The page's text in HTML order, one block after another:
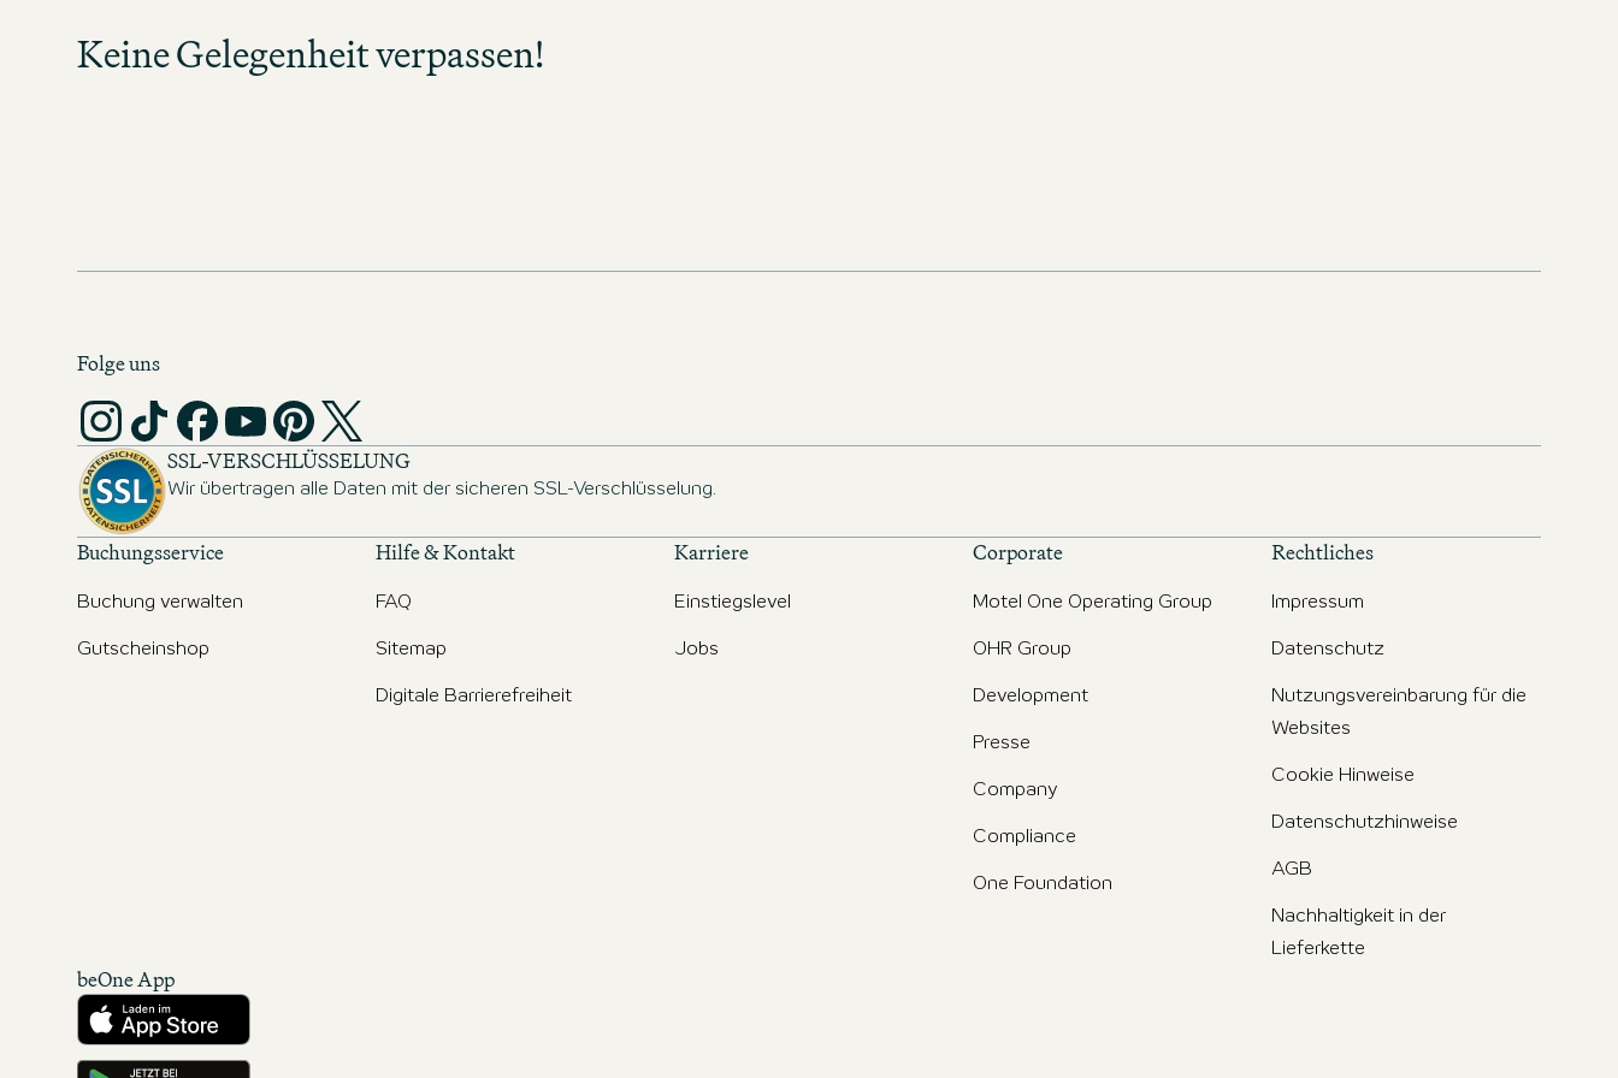
Keine Gelegenheit verpassen!
Verpassen Sie keine Gelegenheit und entdecken Sie
spannende Karrierechancen!
Folge uns
SSL-VERSCHLÜSSELUNG
Wir übertragen alle Daten mit der sicheren SSL-Verschlüsselung.
Buchungsservice
Buchung verwalten
Gutscheinshop
Hilfe & Kontakt
FAQ
Sitemap
Digitale Barrierefreiheit
Karriere
Einstiegslevel
Jobs
Corporate
Motel One Operating Group
OHR Group
Development
Presse
Company
Compliance
One Foundation
Rechtliches
Impressum
Datenschutz
Nutzungsvereinbarung für die
Websites
Cookie Hinweise
Datenschutzhinweise
AGB
Nachhaltigkeit in der
Lieferkette
beOne App
Herunterladen aus dem App Store